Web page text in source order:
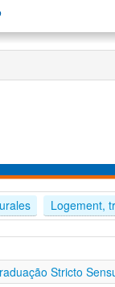
Logement,
Stricto